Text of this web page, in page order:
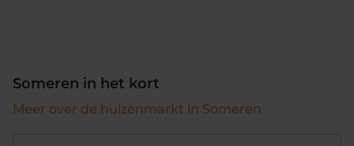
Someren in het kort
Meer over de huizenmarkt in Someren